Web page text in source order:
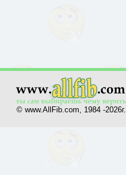
© www.AllFib.com, 1984 -2026г.